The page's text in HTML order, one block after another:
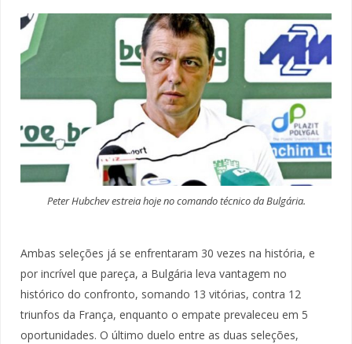
Peter Hubchev estreia hoje no comando técnico da Bulgária.
Ambas seleções já se enfrentaram 30 vezes na história, e
por incrível que pareça, a Bulgária leva vantagem no
histórico do confronto, somando 13 vitórias, contra 12
triunfos da França, enquanto o empate prevaleceu em 5
oportunidades. O último duelo entre as duas seleções,